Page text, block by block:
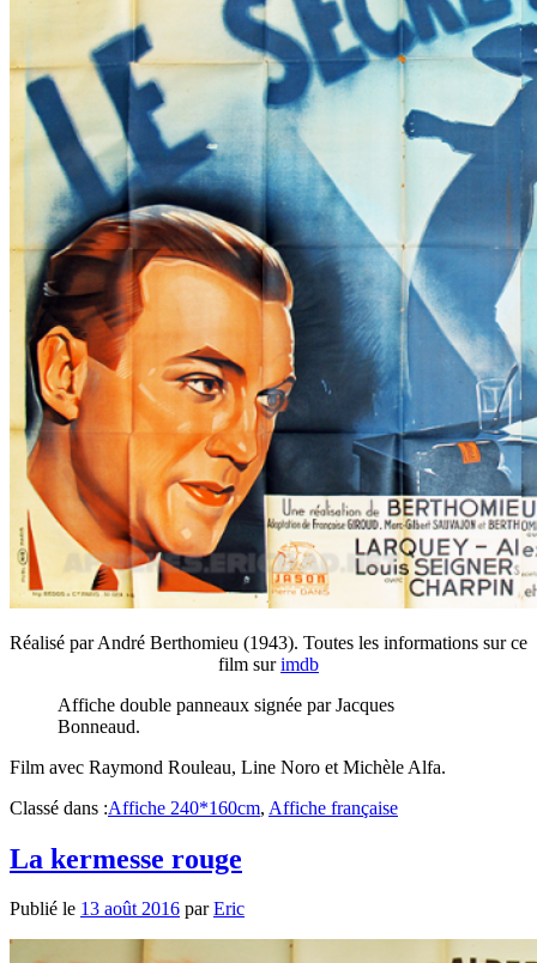
Réalisé par André Berthomieu (1943). Toutes les informations sur ce
film surimdb
Affiche double panneaux signée par Jacques
Bonneaud.
Film avec Raymond Rouleau, Line Noro et Michèle Alfa.
Classé dans :Affiche 240*160cm, Affiche française
La kermesse rouge
Publié le 13 août 2016 parEric